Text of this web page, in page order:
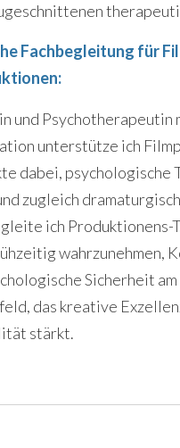
Fachbegleitung für
und Psychotherapeutin
unterstütze ich
dabei, psychologische
zugleich
ich Produktionens-
wahrzunehmen,
Sicherheit
das kreative
stärkt.